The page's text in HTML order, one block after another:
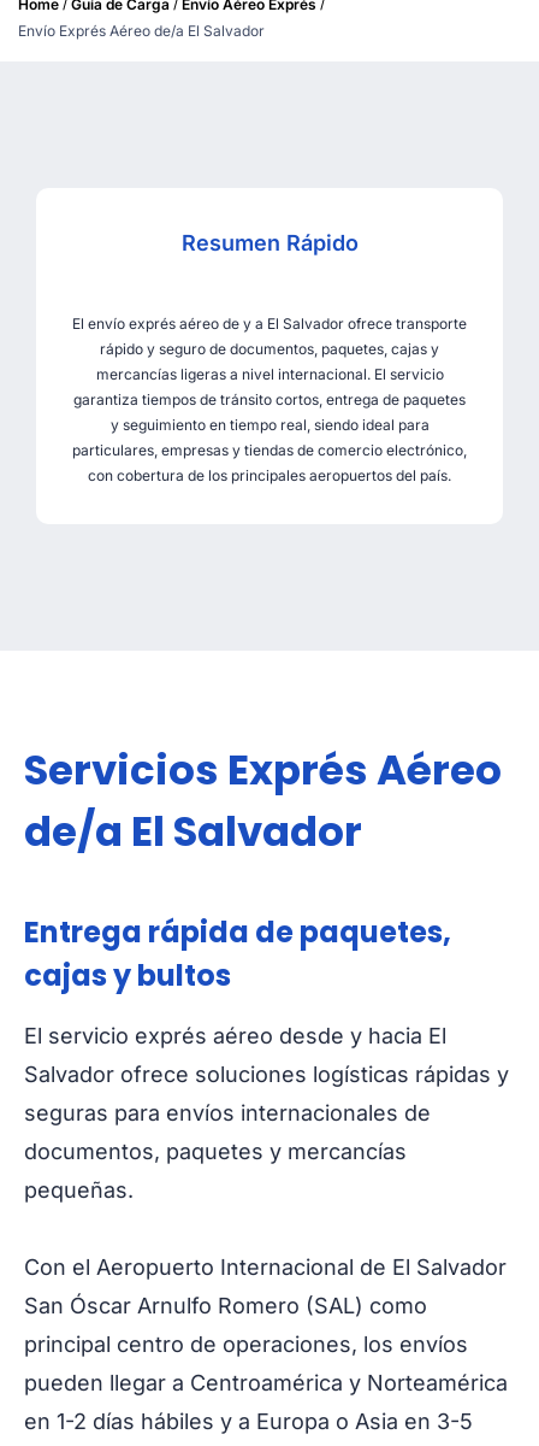
Home Guía de Carga Envío Aéreo Exprés
Envío Exprés Aéreo de/a El Salvador
Resumen Rápido
El envío exprés aéreo de y a El Salvador ofrece transporte
rápido y seguro de documentos, paquetes, cajas y
mercancías ligeras a nivel internacional. El servicio
garantiza tiempos de tránsito cortos, entrega de paquetes
y seguimiento en tiempo real, siendo ideal para
particulares, empresas y tiendas de comercio electrónico,
con cobertura de los principales aeropuertos del país.
Servicios Exprés Aéreo
de/a El Salvador
Entrega rápida de paquetes,
cajas y bultos
El servicio exprés aéreo desde y hacia El
Salvador ofrece soluciones logísticas rápidas y
seguras para envíos internacionales de
documentos, paquetes y mercancías
pequeñas.
Con el Aeropuerto Internacional de El Salvador
San Óscar Arnulfo Romero (SAL) como
principal centro de operaciones, los envíos
pueden llegar a Centroamérica y Norteamérica
en 1-2 días hábiles y a Europa o Asia en 3-5